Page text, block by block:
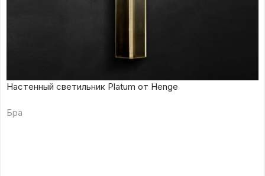
Настенный светильник Platum от Henge
Бра